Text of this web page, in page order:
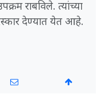
राबविले. त्यांच्या
देण्यात येत आहे.